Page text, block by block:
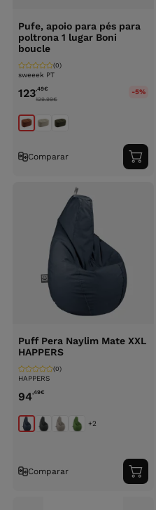
Pufe, apoio para pés para
poltrona 1 lugar Boni
boucle
sweeek PT
(0)
123,49€
129.99€
-5%
Comparar
ao
Puff Pera Naylim Mate XXL
HAPPERS
HAPPERS
(0)
94,49€
+2
Comparar
ao